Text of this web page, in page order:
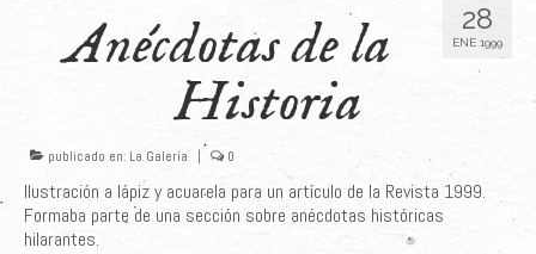
28
ENE 1999
Anécdotas de la
Historia
publicado en: La Galería 0
Ilustración a lápiz y acuarela para un artículo de la Revista 1999.
Formaba parte de una sección sobre anécdotas históricas
hilarantes.